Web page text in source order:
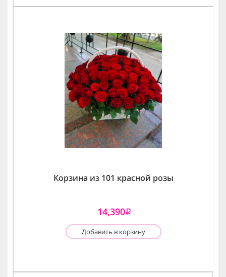
Корзина из 101 красной розы
14,390i
Добавить в корзину